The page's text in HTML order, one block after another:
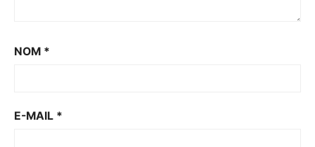
NOM *
E-MAIL *